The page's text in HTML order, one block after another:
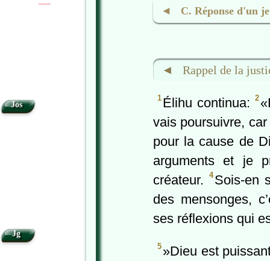
◄ C. Réponse d'un
◄ Rappel de la
1 Élihu continua:2
vais poursuivre,
pour la cause de
arguments et je
créateur.
4 Sois-en
des mensonges,
ses réflexions qui
5 »Dieu est
Jos
Jg
|
|